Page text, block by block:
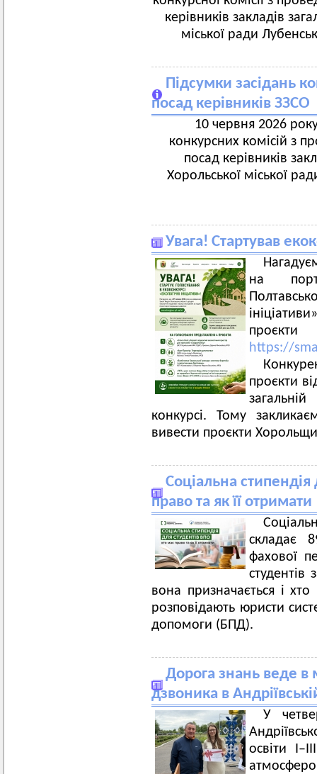
керівників закладів
міської ради
Підсумки засідань
посад керівників ЗЗСО
10 червня 2026
конкурсних комісій з
посад керівників
Хорольської міської
Увага! Стартував
на
https://
проєкти
конкурсі. Тому
вивести проєкти
Соціальна
право та як її отримати
складає
фахової
студентів
вона призначається і
розповідають юристи
допомоги (БПД).
Дорога знань веде в
дзвоника в
У
освіти